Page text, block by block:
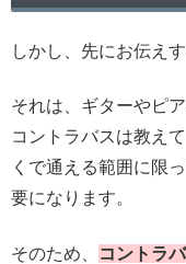
しかし、先にお伝え
それは、ギターやピ
コントラバスは教え
くで通える範囲に限
要になります。
そのため、
コントラ